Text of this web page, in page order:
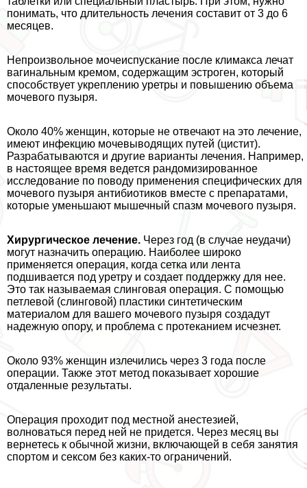
понимать, что длительность лечения составит от 3 до 6
месяцев.
Непроизвольное мочеиспускание после климaкcа лечат
вaгинальным кремом, содержащим эстроген, который
способствует укреплению уретры и повышению объема
мочевого пузыря.
Около 40% женщин, которые не отвечают на это лечение,
имеют инфекцию мочевыводящих путей (цистит).
Разpaбатываются и другие варианты лечения. Например,
в настоящее время ведется рандомизированное
исследование по поводу применения специфических для
мочевого пузыря антибиотиков вместе с препаратами,
которые уменьшают мышечный спазм мочевого пузыря.
Хирургическое лечение. Через год (в случае неудачи)
могут назначить операцию. Наиболее широко
применяется операция, когда сетка или лента
подшивается под уретру и создает поддержку для нее.
Это так называемая слинговая операция. С помощью
петлевой (слинговой) пластики синтетическим
материалом для вашего мочевого пузыря создадут
надежную опору, и проблема с протеканием исчезнет.
Около 93% женщин излечились через 3 года после
операции. Также этот метод показывает хорошие
отдаленные результаты.
Операция проходит под местной анестезией,
волноваться перед ней не придется. Через месяц вы
вернетесь к обычной жизни, включающей в себя занятия
спортом и ceкcом без каких-то ограничений.